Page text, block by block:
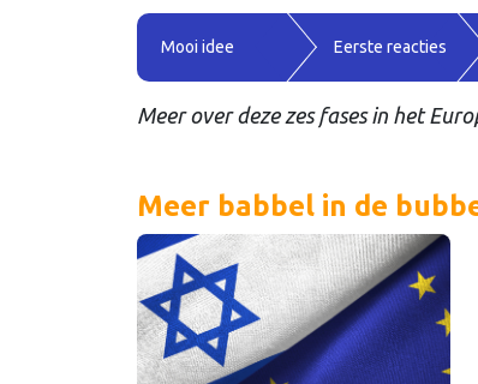
Mooi idee Eerste reacties
Meer over deze zes fases in het
Meer babbel in de